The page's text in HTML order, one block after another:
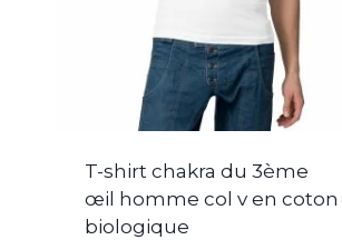
T-shirt chakra du 3ème
œil homme col v en coton
biologique